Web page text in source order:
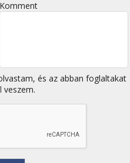
Komment
és az abban foglaltakat
veszem.